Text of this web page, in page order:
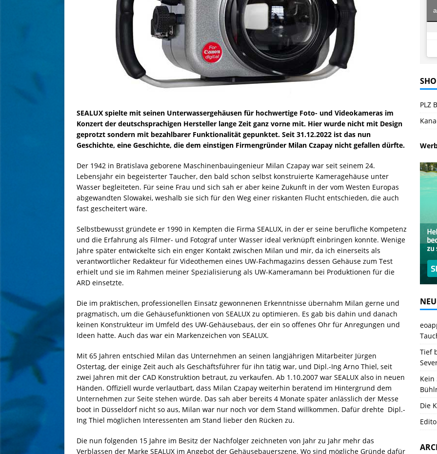
SEALUX spielte mit seinen Unterwassergehäusen für hochwertige Foto- und Videokameras im
Konzert der deutschsprachigen Hersteller lange Zeit ganz vorne mit. Hier wurde nicht mit Design
geprotzt sondern mit bezahlbarer Funktionalität gepunktet. Seit 31.12.2022 ist das nun
Geschichte, eine Geschichte, die dem einstigen Firmengründer Milan Czapay nicht gefallen dürfte.
Der 1942 in Bratislava geborene Maschinenbauingenieur Milan Czapay war seit seinem 24.
Lebensjahr ein begeisterter Taucher, den bald schon selbst konstruierte Kameragehäuse unter
Wasser begleiteten. Für seine Frau und sich sah er aber keine Zukunft in der vom Westen Europas
abgewandten Slowakei, weshalb sie sich für den Weg einer riskanten Flucht entschieden, die auch
fast gescheitert wäre.
Selbstbewusst gründete er 1990 in Kempten die Firma SEALUX, in der er seine berufliche Kompetenz
und die Erfahrung als Filmer- und Fotograf unter Wasser ideal verknüpft einbringen konnte. Wenige
Jahre später entwickelte sich ein enger Kontakt zwischen Milan und mir, da ich einerseits als
verantwortlicher Redakteur für Videothemen eines UW-Fachmagazins dessen Gehäuse zum Test
erhielt und sie im Rahmen meiner Spezialisierung als UW-Kameramann bei Produktionen für die
ARD einsetzte.
Die im praktischen, professionellen Einsatz gewonnenen Erkenntnisse übernahm Milan gerne und
pragmatisch, um die Gehäusefunktionen von SEALUX zu optimieren. Es gab bis dahin und danach
keinen Konstrukteur im Umfeld des UW-Gehäusebaus, der ein so offenes Ohr für Anregungen und
Ideen hatte. Auch das war ein Markenzeichen von SEALUX.
Mit 65 Jahren entschied Milan das Unternehmen an seinen langjährigen Mitarbeiter Jürgen
Ostertag, der einige Zeit auch als Geschäftsführer für ihn tätig war, und Dipl.-Ing Arno Thiel, seit
zwei Jahren mit der CAD Konstruktion betraut, zu verkaufen. Ab 1.10.2007 war SEALUX also in neuen
Händen. Offiziell wurde verlautbart, dass Milan Czapay weiterhin beratend im Hintergrund dem
Unternehmen zur Seite stehen würde. Das sah aber bereits 4 Monate später anlässlich der Messe
boot in Düsseldorf nicht so aus, Milan war nur noch vor dem Stand willkommen. Dafür drehte Dipl.-
Ing Thiel möglichen Interessenten am Stand lieber den Rücken zu.
Die nun folgenden 15 Jahre im Besitz der Nachfolger zeichneten von Jahr zu Jahr mehr das
Verblassen der Marke SEALUX im Angebot der Gehäusebauerszene. Wo sind mögliche Gründe dafür
PLZ
Tief
Die